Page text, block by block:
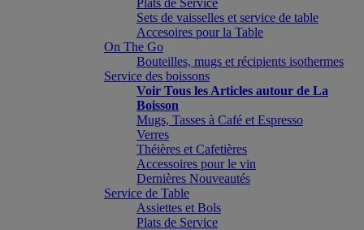
Plats de Service
Sets de vaisselles et service de table
Accesoires pour la Table
On The Go
Bouteilles, mugs et récipients isothermes
Service des boissons
Voir Tous les Articles autour de La
Boisson
Mugs, Tasses à Café et Espresso
Verres
Théières et Cafetières
Accessoires pour le vin
Dernières Nouveautés
Service de Table
Assiettes et Bols
Plats de Service